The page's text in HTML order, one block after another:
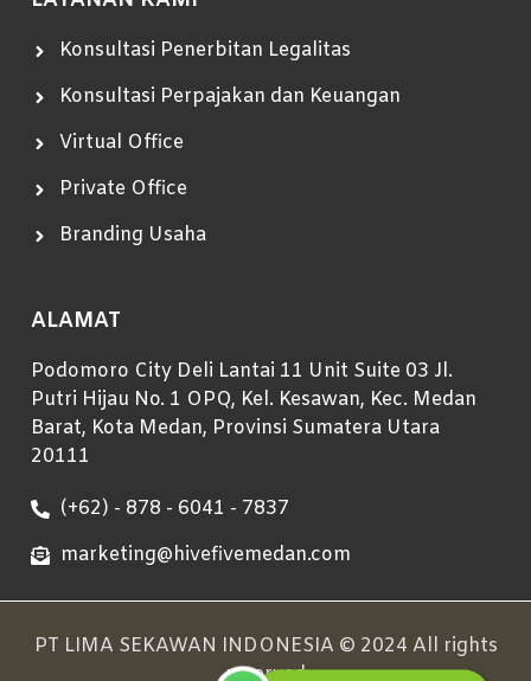
Konsultasi Penerbitan Legalitas
Konsultasi Perpajakan dan Keuangan
Virtual Office
Private Office
Branding Usaha
ALAMAT
Podomoro City Deli Lantai 11 Unit Suite 03 Jl.
Putri Hijau No. 1 OPQ, Kel. Kesawan, Kec. Medan
Barat, Kota Medan, Provinsi Sumatera Utara
20111
(+62) - 878 - 6041 - 7837
marketing@hivefivemedan.com
PT LIMA SEKAWAN INDONESIA © 2024 All rights
reserved